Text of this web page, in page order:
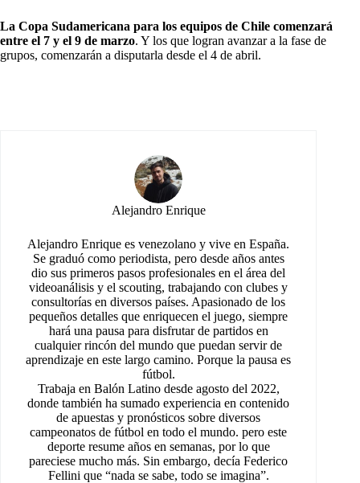
La Copa Sudamericana para los equipos de Chile comenzará
entre el 7 y el 9 de marzo. Y los que logran avanzar a la fase de
grupos, comenzarán a disputarla desde el 4 de abril.
Alejandro Enrique
Alejandro Enrique es venezolano y vive en España.
Se graduó como periodista, pero desde años antes
dio sus primeros pasos profesionales en el área del
videoanálisis y el scouting, trabajando con clubes y
consultorías en diversos países. Apasionado de los
pequeños detalles que enriquecen el juego, siempre
hará una pausa para disfrutar de partidos en
cualquier rincón del mundo que puedan servir de
aprendizaje en este largo camino. Porque la pausa es
fútbol.
Trabaja en Balón Latino desde agosto del 2022,
donde también ha sumado experiencia en contenido
de apuestas y pronósticos sobre diversos
campeonatos de fútbol en todo el mundo. pero este
deporte resume años en semanas, por lo que
pareciese mucho más. Sin embargo, decía Federico
Fellini que “nada se sabe, todo se imagina”.